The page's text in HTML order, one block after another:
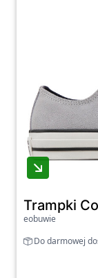
Trampki
eobuwie
Do darmowej